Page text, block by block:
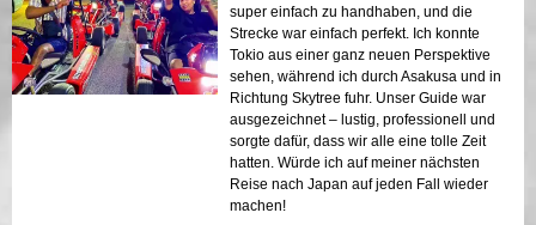
super einfach zu handhaben, und die
Strecke war einfach perfekt. Ich konnte
Tokio aus einer ganz neuen Perspektive
sehen, während ich durch Asakusa und in
Richtung Skytree fuhr. Unser Guide war
ausgezeichnet – lustig, professionell und
sorgte dafür, dass wir alle eine tolle Zeit
hatten. Würde ich auf meiner nächsten
Reise nach Japan auf jeden Fall wieder
machen!